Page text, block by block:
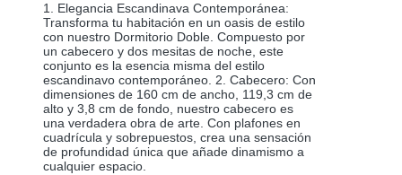
1. Elegancia Escandinava Contemporánea:
Transforma tu habitación en un oasis de estilo
con nuestro Dormitorio Doble. Compuesto por
un cabecero y dos mesitas de noche, este
conjunto es la esencia misma del estilo
escandinavo contemporáneo. 2. Cabecero: Con
dimensiones de 160 cm de ancho, 119,3 cm de
alto y 3,8 cm de fondo, nuestro cabecero es
una verdadera obra de arte. Con plafones en
cuadrícula y sobrepuestos, crea una sensación
de profundidad única que añade dinamismo a
cualquier espacio.